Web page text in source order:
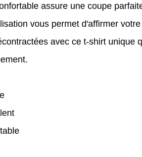
assure une coupe
vous permet d'affirmer
avec ce t-shirt unique